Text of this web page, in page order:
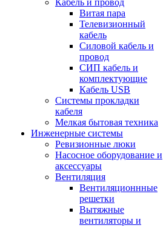
Кабель и провод
Витая пара
Телевизионный
кабель
Силовой кабель и
провод
СИП кабель и
комплектующие
Кабель USB
Системы прокладки
кабеля
Мелкая бытовая техника
Инженерные системы
Ревизионные люки
Насосное оборудование и
аксессуары
Вентиляция
Вентиляционнные
решетки
Вытяжные
вентиляторы и